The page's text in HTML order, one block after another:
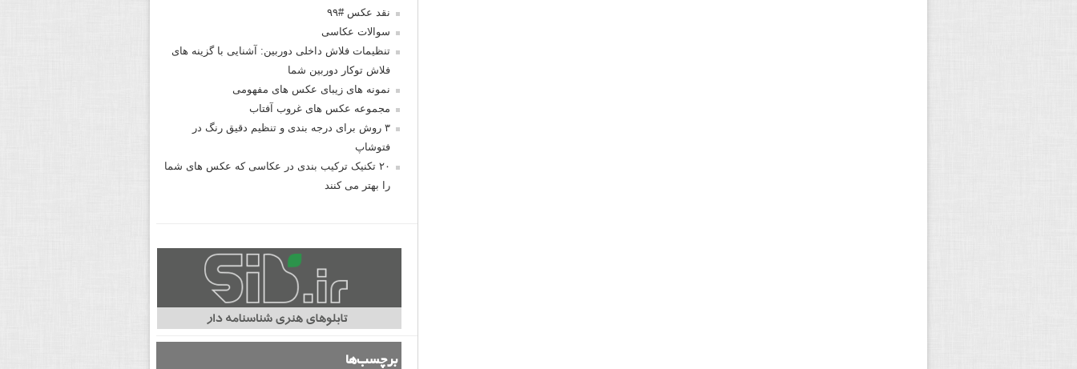
نقد عکس #۹۹
سوالات عکاسی
تنظیمات فلاش داخلی دوربین: آشنایی با گزینه های
فلاش توکار دوربین شما
نمونه های زیبای عکس های مفهومی
مجموعه عکس های غروب آفتاب
۳ روش برای درجه بندی و تنظیم دقیق رنگ در
فتوشاپ
۲۰ تکنیک ترکیب بندی در عکاسی که عکس های شما
را بهتر می کنند
برچسب‌ها